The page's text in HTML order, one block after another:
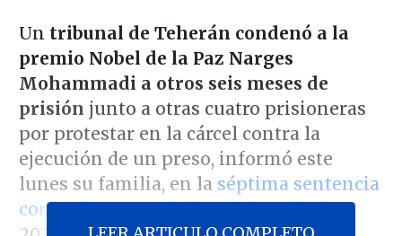
Un tribunal de Teherán condenó a la
premio Nobel de la Paz Narges
Mohammadi a otros seis meses de
prisión junto a otras cuatro prisioneras
por protestar en la cárcel contra la
ejecución de un preso, informó este
lunes su familia, en la séptima sentencia
contra la encarcelada activistadesde